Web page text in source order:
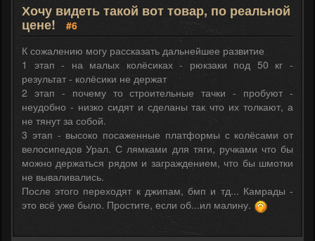
Хочу видеть такой вот товар, по реальной
цене!
#6
К сожалению могу рассказать дальнейшее развитие
1 этап - на малых колёсиках - рюкзаки под 50 кг -
результат - колёсики не держат
2 этап - почему то строительные тачки - пробуют -
неудобно - низко сидят и сделаны так что их толкают, а
не тянут за собой.
3 этап - высоко посаженные платформы с колёсами от
велосипедов Урал. С лямками для тяги, ручками что бы
можно держаться рядом и заграждением, что бы шмотки
не вываливались.
После этого переходят к джипам, бмп и тд... Камрады -
это всё уже было. Простите, если об...ил малину.